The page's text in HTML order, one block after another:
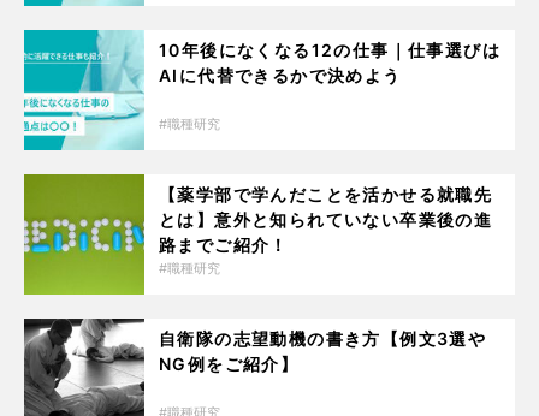
10年後になくなる12の仕事｜仕事選びは
AIに代替できるかで決めよう
職種研究
【薬学部で学んだことを活かせる就職先
とは】意外と知られていない卒業後の進
路までご紹介！
職種研究
自衛隊の志望動機の書き方【例文3選や
NG例をご紹介】
職種研究